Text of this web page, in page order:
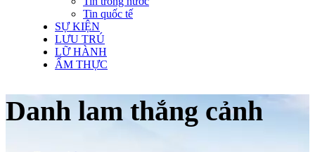
Tin quốc tế
SỰ KIỆN
LƯU TRÚ
LỮ HÀNH
ẨM THỰC
Danh lam thắng cảnh